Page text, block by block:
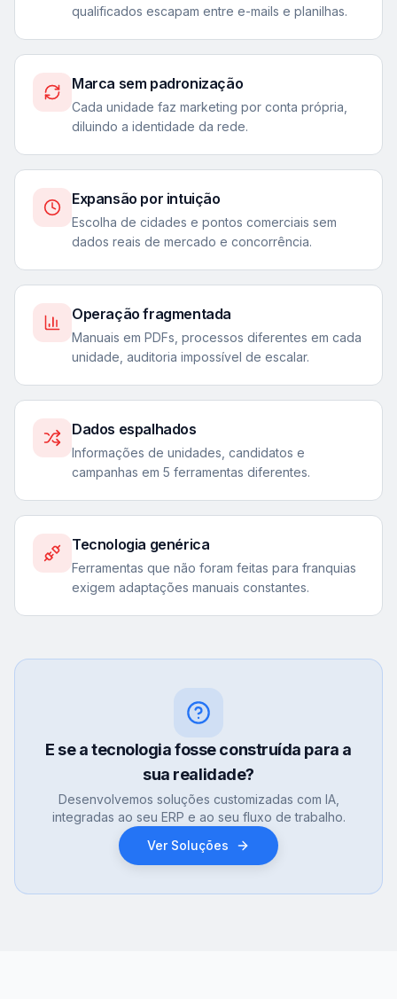
qualificados escapam entre e-mails e planilhas.
Marca sem padronização
Cada unidade faz marketing por conta própria,
diluindo a identidade da rede.
Expansão por intuição
Escolha de cidades e pontos comerciais sem
dados reais de mercado e concorrência.
Operação fragmentada
Manuais em PDFs, processos diferentes em cada
unidade, auditoria impossível de escalar.
Dados espalhados
Informações de unidades, candidatos e
campanhas em 5 ferramentas diferentes.
Tecnologia genérica
Ferramentas que não foram feitas para franquias
exigem adaptações manuais constantes.
E se a tecnologia fosse construída para a
sua realidade?
Desenvolvemos soluções customizadas com IA,
integradas ao seu ERP e ao seu fluxo de trabalho.
Ver Soluções